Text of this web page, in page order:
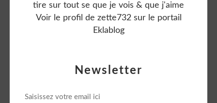
Newsletter
tire sur tout se que je vois & que j'aime
Voir le profil de zette732sur le portail
Eklablog